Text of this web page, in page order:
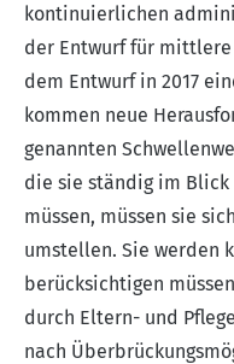
kontinuierlichen
der Entwurf für
dem Entwurf in 2017
kommen neue
genannten
die sie ständig im
müssen, müssen sie
umstellen. Sie werden
berücksichtigen
durch Eltern- und
nach